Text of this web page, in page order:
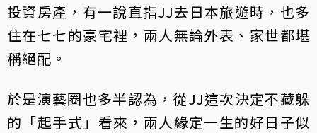
投資房產，有一說直指JJ去日本旅遊時，也多
住在七七的豪宅裡，兩人無論外表、家世都堪
稱絕配。
於是演藝圈也多半認為，從JJ這次決定不藏躲
的「起手式」看來，兩人緣定一生的好日子似